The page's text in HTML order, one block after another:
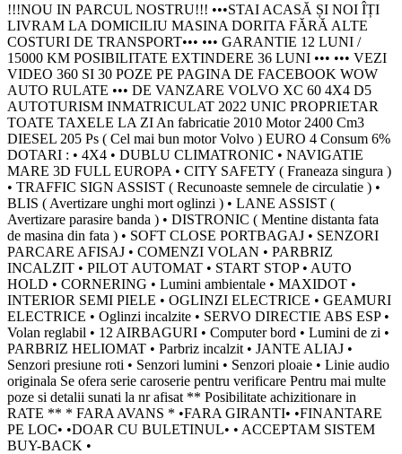
!!!NOU IN PARCUL NOSTRU!!! •••STAI ACASĂ ȘI NOI ÎȚI
LIVRAM LA DOMICILIU MASINA DORITA FĂRĂ ALTE
COSTURI DE TRANSPORT••• ••• GARANTIE 12 LUNI /
15000 KM POSIBILITATE EXTINDERE 36 LUNI ••• ••• VEZI
VIDEO 360 SI 30 POZE PE PAGINA DE FACEBOOK WOW
AUTO RULATE ••• DE VANZARE VOLVO XC 60 4X4 D5
AUTOTURISM INMATRICULAT 2022 UNIC PROPRIETAR
TOATE TAXELE LA ZI An fabricatie 2010 Motor 2400 Cm3
DIESEL 205 Ps ( Cel mai bun motor Volvo ) EURO 4 Consum 6%
DOTARI : • 4X4 • DUBLU CLIMATRONIC • NAVIGATIE
MARE 3D FULL EUROPA • CITY SAFETY ( Franeaza singura )
• TRAFFIC SIGN ASSIST ( Recunoaste semnele de circulatie ) •
BLIS ( Avertizare unghi mort oglinzi ) • LANE ASSIST (
Avertizare parasire banda ) • DISTRONIC ( Mentine distanta fata
de masina din fata ) • SOFT CLOSE PORTBAGAJ • SENZORI
PARCARE AFISAJ • COMENZI VOLAN • PARBRIZ
INCALZIT • PILOT AUTOMAT • START STOP • AUTO
HOLD • CORNERING • Lumini ambientale • MAXIDOT •
INTERIOR SEMI PIELE • OGLINZI ELECTRICE • GEAMURI
ELECTRICE • Oglinzi incalzite • SERVO DIRECTIE ABS ESP •
Volan reglabil • 12 AIRBAGURI • Computer bord • Lumini de zi •
PARBRIZ HELIOMAT • Parbriz incalzit • JANTE ALIAJ •
Senzori presiune roti • Senzori lumini • Senzori ploaie • Linie audio
originala Se ofera serie caroserie pentru verificare Pentru mai multe
poze si detalii sunati la nr afisat ** Posibilitate achizitionare in
RATE ** * FARA AVANS * •FARA GIRANTI• •FINANTARE
PE LOC• •DOAR CU BULETINUL• • ACCEPTAM SISTEM
BUY-BACK •